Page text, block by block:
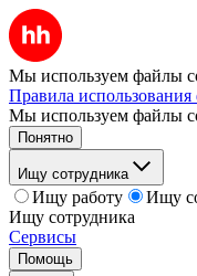
Мы используем файлы
Правила
Мы используем файлы
Понятно
Ищу сотрудника
Ищу работу
Ищу
Ищу сотрудника
Сервисы
Помощь